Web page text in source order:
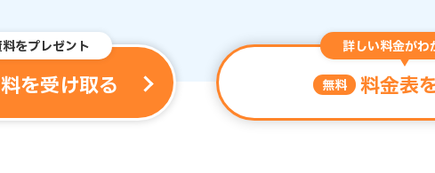
をプレゼント
を受け取る
詳しい料金がわ
無料 料金表